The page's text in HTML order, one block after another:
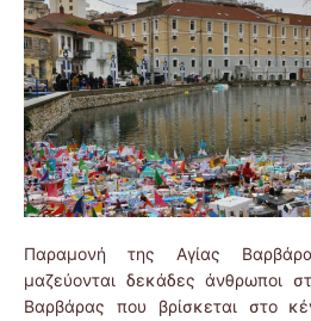
Παραμονή της Αγίας
μαζεύονται δεκάδες άνθρωποι
Βαρβάρας που βρίσκεται στο